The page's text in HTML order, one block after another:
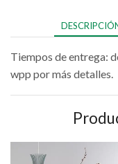
Tiempos de entrega:
wpp por más detalles.